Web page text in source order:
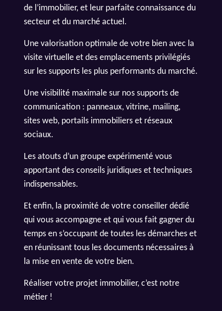
de l’immobilier, et leur parfaite connaissance du
secteur et du marché actuel.
Une valorisation optimale de votre bien avec la
visite virtuelle et des emplacements privilégiés
sur les supports les plus performants du marché.
Une visibilité maximale sur nos supports de
communication : panneaux, vitrine, mailing,
sites web, portails immobiliers et réseaux
sociaux.
Les atouts d’un groupe expérimenté vous
apportant des conseils juridiques et techniques
indispensables.
Et enfin, la proximité de votre conseiller dédié
qui vous accompagne et qui vous fait gagner du
temps en s’occupant de toutes les démarches et
en réunissant tous les documents nécessaires à
la mise en vente de votre bien.
Réaliser votre projet immobilier, c’est notre
métier !